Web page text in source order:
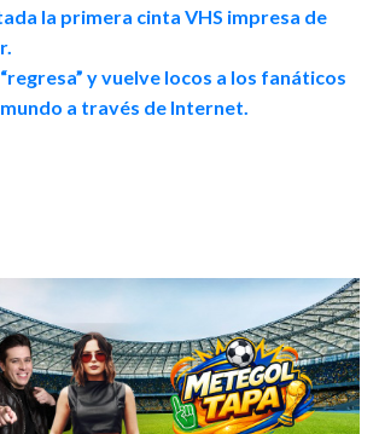
la primera cinta VHS impresa de
y vuelve locos a los fanáticos
a través de Internet.